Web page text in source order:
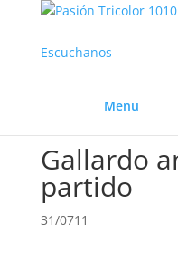
Escuchanos
Menu
Gallardo
partido
31/0711